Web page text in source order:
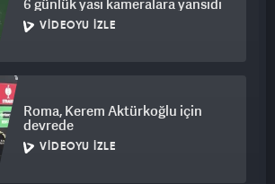
6 günlük yası kameralara yansıdı
VIDEOYU İZLE
Roma, Kerem Aktürkoğlu için
devrede
VIDEOYU İZLE